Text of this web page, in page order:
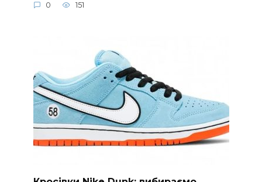
0 151